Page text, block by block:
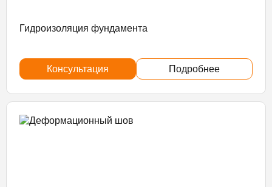
Гидроизоляция фундамента
Консультация Подробнее